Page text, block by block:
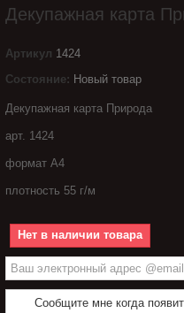
Декупажная карта
Артикул 1424
Состояние: Новый товар
Декупажная карта Природа
арт. 1424
формат А4
плотность 55 г/м
Нет в наличии товара
Сообщите мне когда